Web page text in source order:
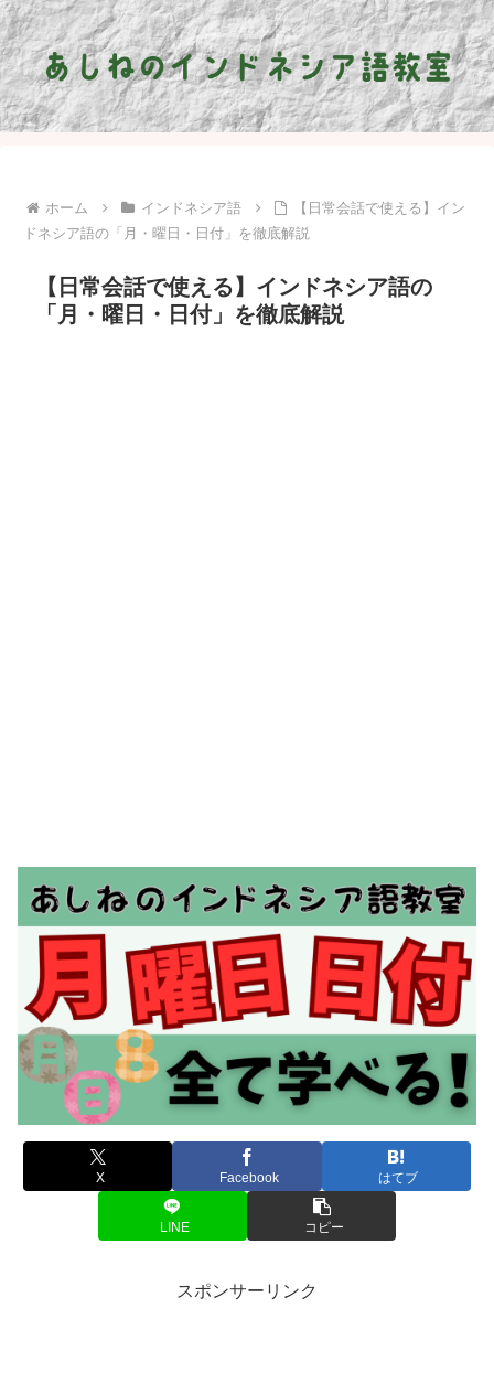
ホーム インドネシア語
【日常会話で使える】イン
ドネシア語の「月・曜日・日付」を徹底解説
【日常会話で使える】インドネシア語の
「月・曜日・日付」を徹底解説
X Facebook はてブ
LINE コピー
スポンサーリンク